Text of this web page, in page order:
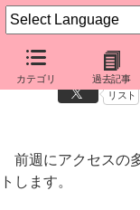
カテゴリ 過去記事
先週のニュースアクセス
リスト
前週にアクセスの
トします。